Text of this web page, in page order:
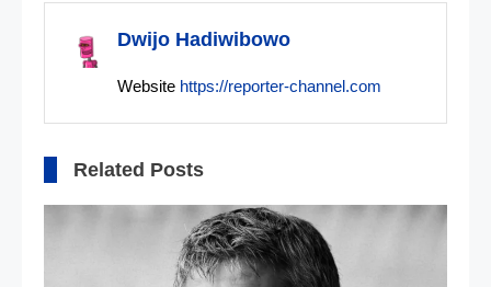
Dwijo Hadiwibowo
Website https://reporter-channel.com
Related Posts